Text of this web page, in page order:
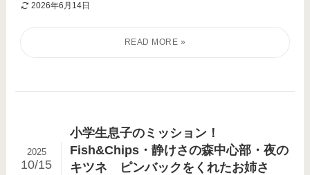
2026年6月14日
小学生息子のミッション！
Fish&Chips・静けさの森中心部・夜の
キツネ ピンバックをくれたお姉さ
2025
10/15